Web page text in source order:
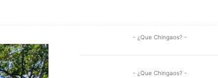
- ¿Que Chingaos? -
- ¿Que Chingaos? -